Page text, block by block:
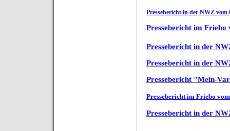
Pressebericht in der NWZ vom
Pressebericht im Friebo
Pressebericht in der
Pressebericht in der
Pressebericht "Mein-
Pressebericht im Friebo
Pressebericht in der